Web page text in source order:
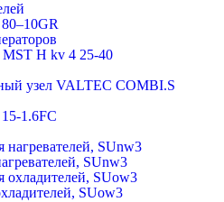
SUnw3
SUow3